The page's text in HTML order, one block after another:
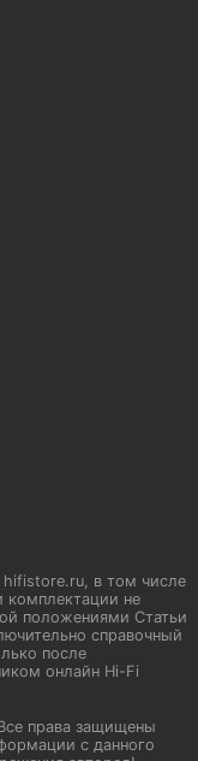
hifistore.ru, в том числе
комплектации не
положениями Статьи
справочный
после
онлайн Hi-Fi
права защищены
с данного